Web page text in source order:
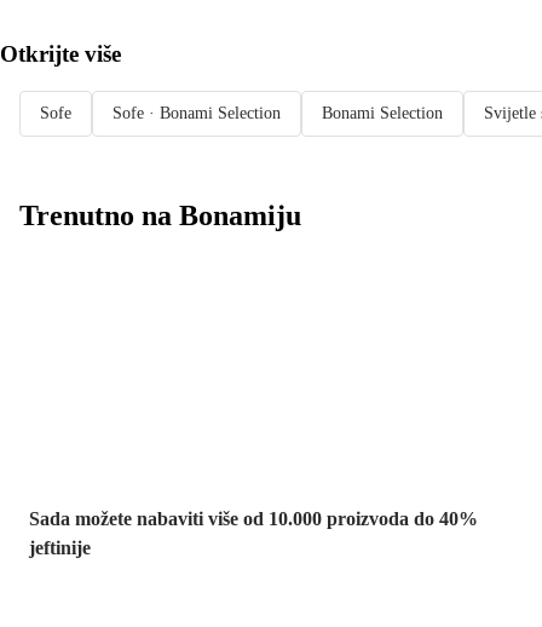
Otkrijte više
Sofe Sofe · Bonami Selection Bonami Selection Svijetle
Trenutno na Bonamiju
Sada možete nabaviti više od 10.000 proizvoda do 40%
jeftinije